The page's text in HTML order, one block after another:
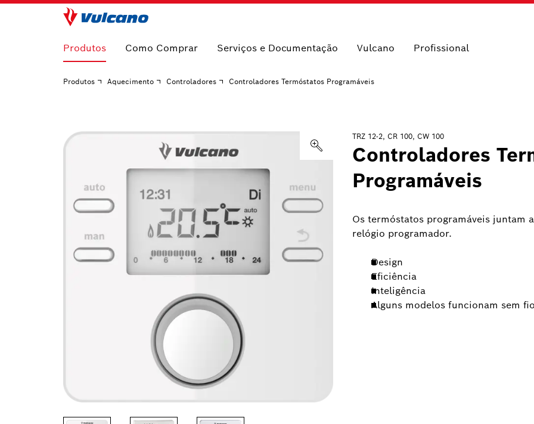
Produtos Como Comprar Serviços e Documentação Vulcano Profissional
Produtos Aquecimento Controladores Controladores Termóstatos Programáveis
TRZ 12-2, CR 100, CW 100
Controladores
Programáveis
Os termóstatos programáveis juntam
relógio programador.
Design
Eficiência
Inteligência
Alguns modelos funcionam sem